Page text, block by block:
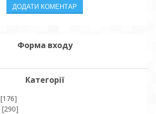
Форма входу
Категорії
[176]
[290]